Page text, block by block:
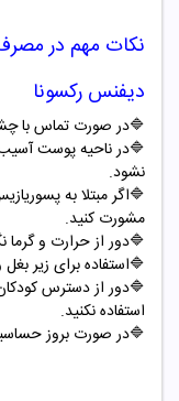
نکات مهم در
دیفنس رکسونا
🔷در صورت تماس با
🔷در ناحیه پوست آسیب
نشود.
🔷اگر مبتلا به
مشورت کنید.
🔷دور از حرارت و گرما
🔷استفاده برای زیر
🔷
استفاده نکنید.
🔷در صورت بروز